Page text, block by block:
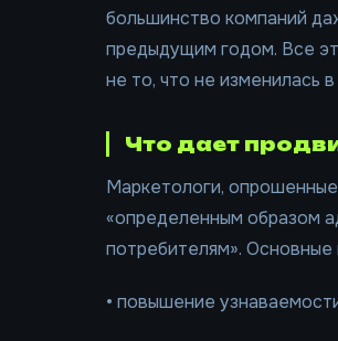
большинство компаний
предыдущим годом. Все
не то, что не изменилась
Что дает
Маркетологи,
«определенным образом
потребителям».
• повышение